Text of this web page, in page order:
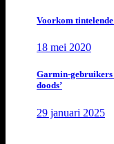
Voorkom tintelende
18 mei 2020
Garmin-gebruikers
doods’
29 januari 2025